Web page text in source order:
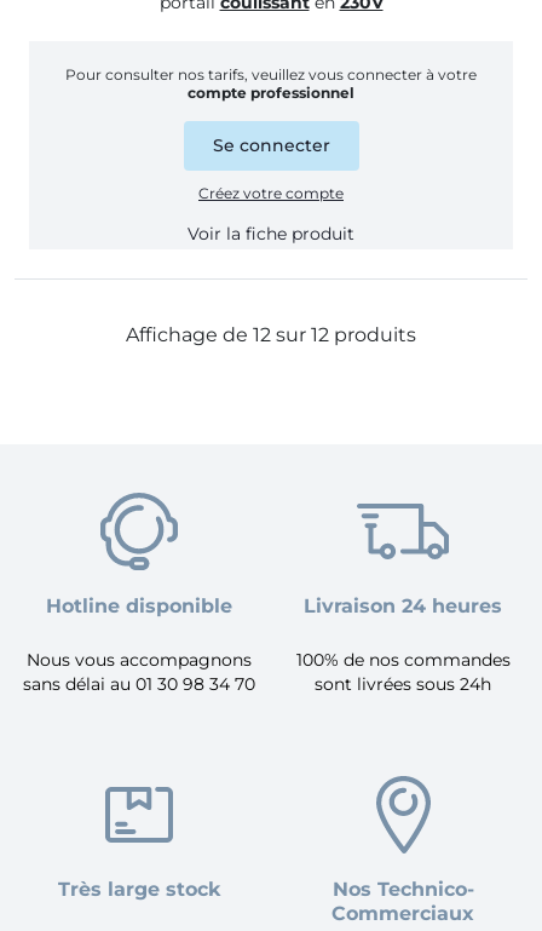
Pour consulter nos tarifs, veuillez vous connecter à votre
compte professionnel
Se connecter
Créez votre compte
Voir la fiche produit
Affichage de 12 sur 12 produits
Hotline disponible
Nous vous accompagnons
sans délai au 01 30 98 34 70
Livraison 24 heures
100% de nos commandes
sont livrées sous 24h
Très large stock
Nos Technico-
Commerciaux